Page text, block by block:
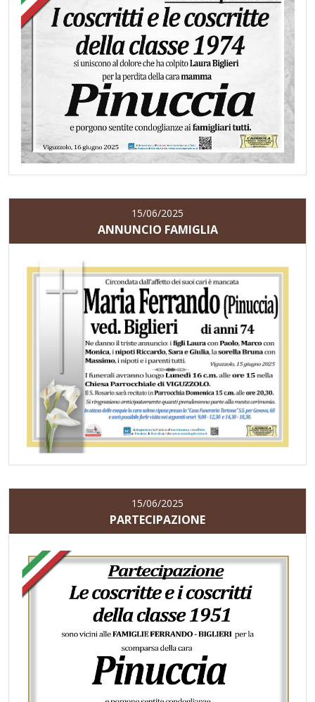
15/06/2025
ANNUNCIO FAMIGLIA
15/06/2025
PARTECIPAZIONE